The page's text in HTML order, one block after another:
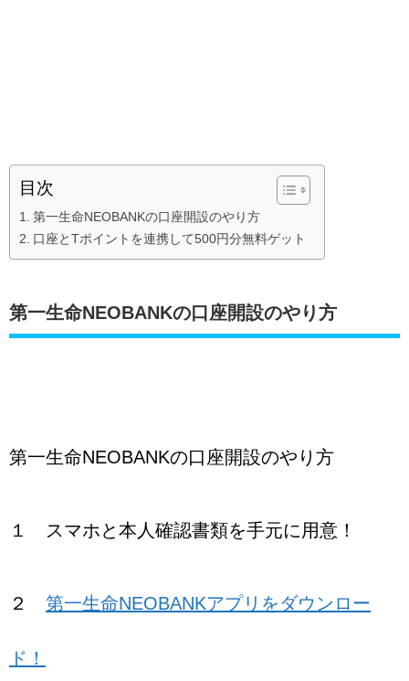
目次
第一生命NEOBANKの口座開設のやり方
口座とTポイントを連携して500円分無料ゲット
第一生命NEOBANKの口座開設のやり方
第一生命NEOBANKの口座開設のやり方
１ スマホと本人確認書類を手元に用意！
２ 第一生命NEOBANKアプリをダウンロー
ド！